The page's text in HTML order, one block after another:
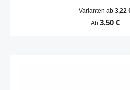
Varianten ab 3,22
Regulärer
Ab 3,50 €